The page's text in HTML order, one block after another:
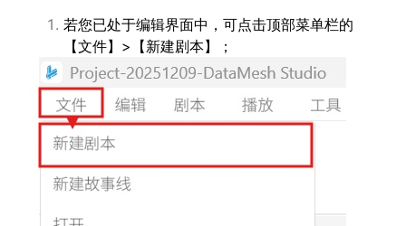
若您已处于编辑界面中，可点击顶部菜单栏的
【文件】>【新建剧本】；